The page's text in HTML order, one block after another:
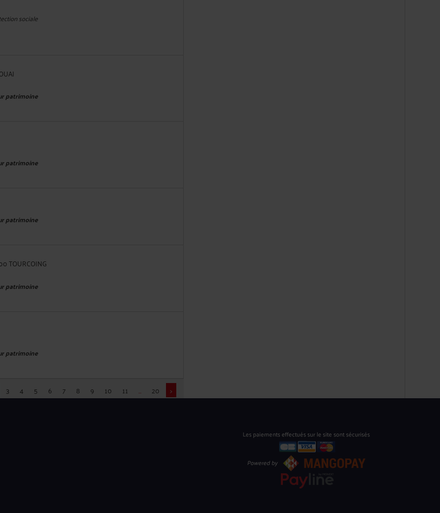
sociale
patrimoine
patrimoine
patrimoine
TOURCOING
patrimoine
patrimoine
3 4 5 6 7 8 9 10 11 ... 20 >